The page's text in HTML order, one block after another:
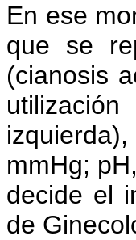
En ese
que se
(cianosis
mmHg;
decide el
de